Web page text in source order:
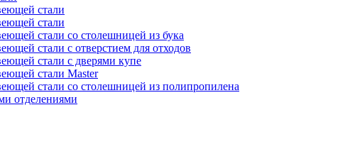
стали
стали
стали со столешницей из бука
стали с отверстием для отходов
стали с дверями купе
стали Master
стали со столешницей из полипропилена
отделениями